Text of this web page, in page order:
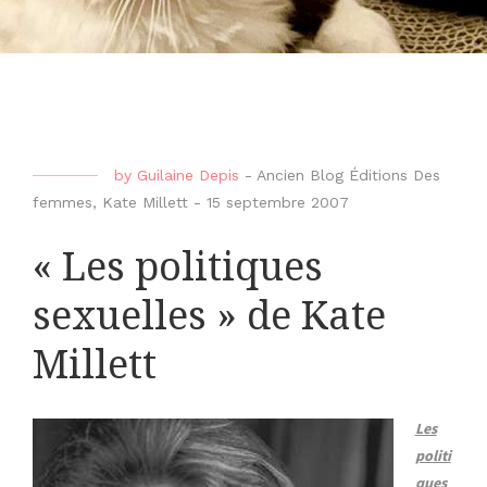
by Guilaine Depis - Ancien Blog Éditions Des
femmes, Kate Millett - 15 septembre 2007
« Les politiques
sexuelles » de Kate
Millett
Les
politi
ques